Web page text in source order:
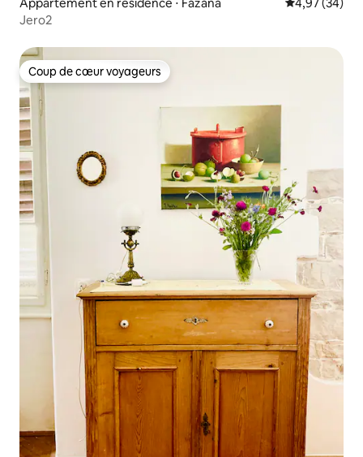
Jero2
Coup de cœur voyageurs
Coup de cœur voyageurs